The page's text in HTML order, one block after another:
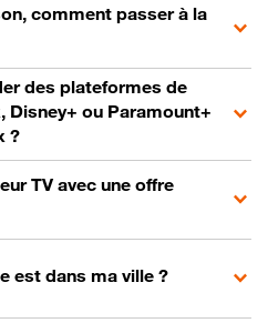
comment passer à la
des plateformes de
ou Paramount+
?
TV avec une offre
est dans ma ville ?